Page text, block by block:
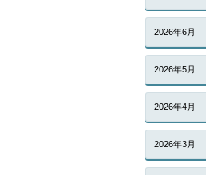
2026年6月
2026年5月
2026年4月
2026年3月